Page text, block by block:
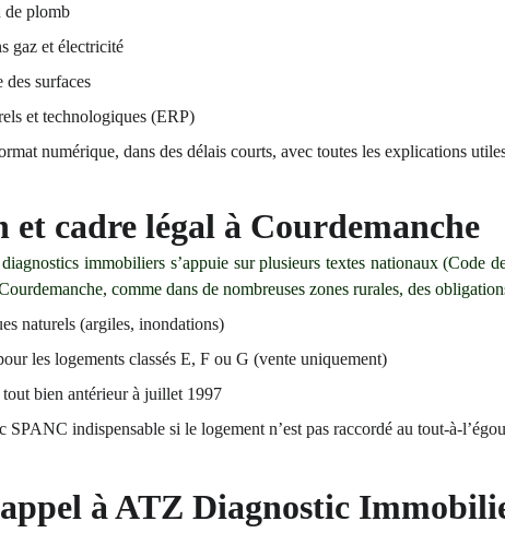
de plomb
gaz et électricité
des surfaces
et technologiques (ERP)
numérique, dans des délais courts, avec toutes les explications
et cadre légal à Courdemanche
immobiliers s’appuie sur plusieurs textes nationaux
comme dans de nombreuses zones rurales, des
naturels (argiles, inondations)
les logements classés E, F ou G (vente uniquement)
bien antérieur à juillet 1997
SPANC indispensable si le logement n’est pas raccordé au tout-à-
à ATZ Diagnostic